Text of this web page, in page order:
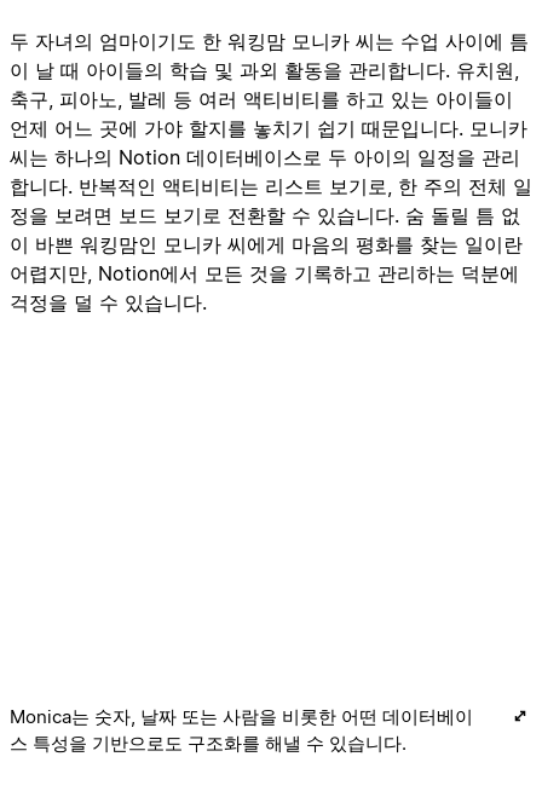
두 자녀의 엄마이기도 한 워킹맘 모니카 씨는 수업 사이에 틈
이 날 때 아이들의 학습 및 과외 활동을 관리합니다. 유치원,
축구, 피아노, 발레 등 여러 액티비티를 하고 있는 아이들이
언제 어느 곳에 가야 할지를 놓치기 쉽기 때문입니다. 모니카
씨는 하나의 Notion 데이터베이스로 두 아이의 일정을 관리
합니다. 반복적인 액티비티는 리스트 보기로, 한 주의 전체 일
정을 보려면 보드 보기로 전환할 수 있습니다. 숨 돌릴 틈 없
이 바쁜 워킹맘인 모니카 씨에게 마음의 평화를 찾는 일이란
어렵지만, Notion에서 모든 것을 기록하고 관리하는 덕분에
걱정을 덜 수 있습니다.
Monica는 숫자, 날짜 또는 사람을 비롯한 어떤 데이터베이
스 특성을 기반으로도 구조화를 해낼 수 있습니다.